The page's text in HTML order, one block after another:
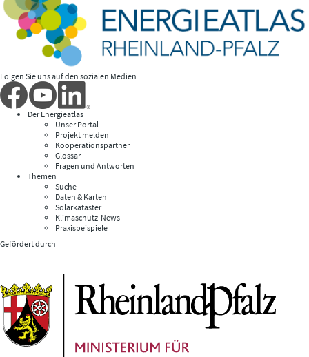
Folgen Sie uns auf den sozialen Medien
Der Energieatlas
Unser Portal
Projekt melden
Kooperationspartner
Glossar
Fragen und Antworten
Themen
Suche
Daten & Karten
Solarkataster
Klimaschutz-News
Praxisbeispiele
Gefördert durch